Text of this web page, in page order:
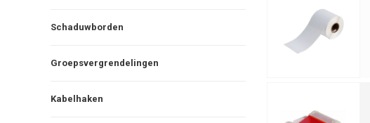
Schaduwborden
Groepsvergrendelingen
Kabelhaken